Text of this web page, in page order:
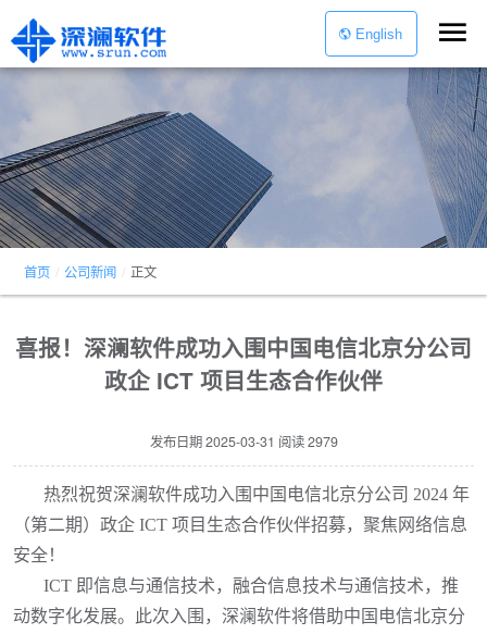
English
首页 公司新闻 正文
喜报！深澜软件成功入围中国电信北京分公司
政企 ICT 项目生态合作伙伴
发布日期2025-03-31 阅读2979
热烈祝贺深澜软件成功入围中国电信北京分公司 2024 年
（第二期）政企 ICT 项目生态合作伙伴招募，聚焦网络信息
安全！
ICT 即信息与通信技术，融合信息技术与通信技术，推
动数字化发展。此次入围，深澜软件将借助中国电信北京分